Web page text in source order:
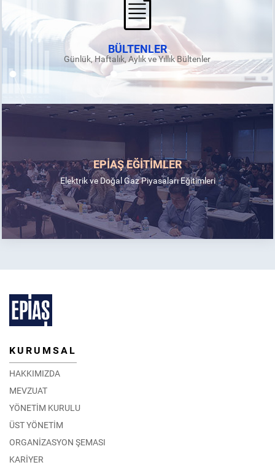
BÜLTENLER
Günlük, Haftalık, Aylık ve Yıllık Bültenler
EPİAŞ EĞİTİMLER
Elektrik ve Doğal Gaz Piyasaları Eğitimleri
KURUMSAL
HAKKIMIZDA
MEVZUAT
YÖNETİM KURULU
ÜST YÖNETİM
ORGANİZASYON ŞEMASI
KARİYER